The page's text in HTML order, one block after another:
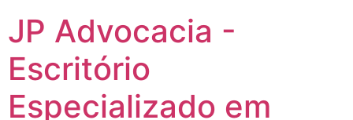
JP Advocacia -
Escritório
Especializado em